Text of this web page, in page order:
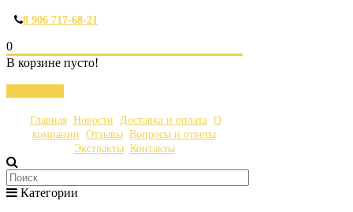
8 906 717-68-21
0
В корзине пусто!
Главная Новости Доставка и оплата О
компании Отзывы Вопросы и ответы
Экстракты Контакты
Категории